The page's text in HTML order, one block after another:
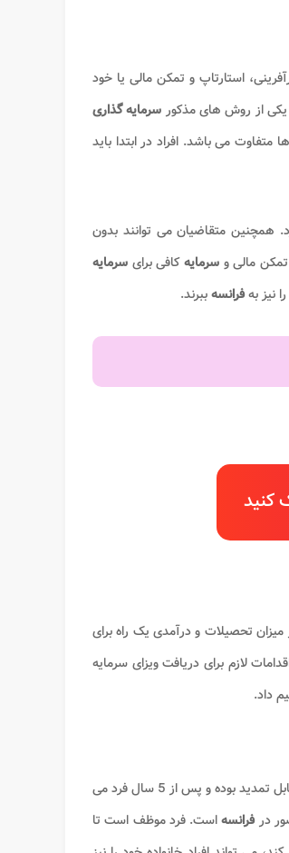
استارتاپ و تمکن مالی یا خود
یکی از روش های مذکور سرمایه گذاری
می باشد. افراد در ابتدا باید
همچنین متقاضیان می توانند بدون
مالی و سرمایهکافی برای سرمایه
نیز بهفرانسهببرند.
کنید
تحصیلات و درآمدی یک راه برای
لازم برای دریافت ویزای سرمایه
داد.
می توانند ویزای یک ساله این کشور را دریافت کنند. این ویزا هر سال قابل تمدید بوده و پس از 5 سال فرد می
درفرانسهاست. فرد موظف است تا